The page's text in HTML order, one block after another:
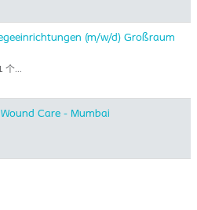
(m/w/d) Großraum
个…
Care - Mumbai